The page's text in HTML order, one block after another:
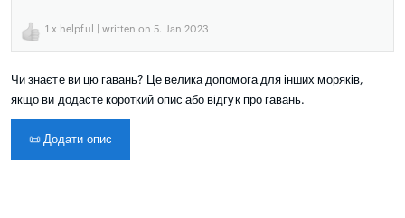
1 x helpful | written on 5. Jan 2023
Чи знаєте ви цю гавань? Це велика допомога для інших моряків,
якщо ви додасте короткий опис або відгук про гавань.
📜 Додати опис